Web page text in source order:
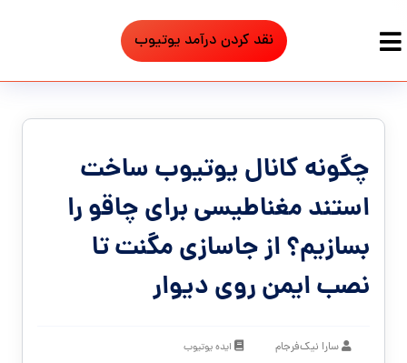
نقد کردن درآمد یوتیوب
چگونه کانال یوتیوب ساخت
استند مغناطیسی برای چاقو را
بسازیم؟ از جاسازی مگنت تا
نصب ایمن روی دیوار
سارا نیک‌فرجام ایده یوتیوب